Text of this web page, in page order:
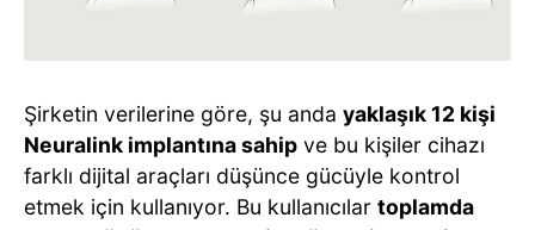
Şirketin verilerine göre, şu anda yaklaşık 12 kişi
Neuralink implantına sahip ve bu kişiler cihazı
farklı dijital araçları düşünce gücüyle kontrol
etmek için kullanıyor. Bu kullanıcılar toplamda